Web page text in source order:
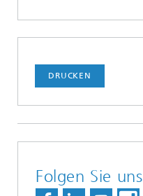
DRUCKEN
Folgen Sie uns